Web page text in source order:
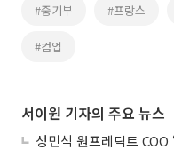
#중기부 #프랑스
#컴업
서이원 기자의 주요 뉴스